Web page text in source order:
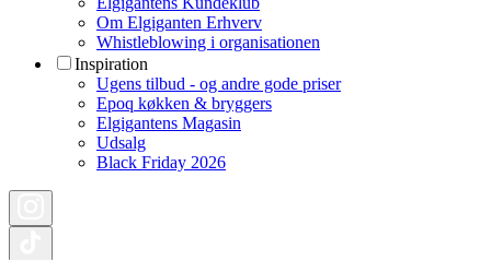
Om Elgiganten Erhverv
Whistleblowing i organisationen
Inspiration
Ugens tilbud - og andre gode priser
Epoq køkken & bryggers
Elgigantens Magasin
Udsalg
Black Friday 2026